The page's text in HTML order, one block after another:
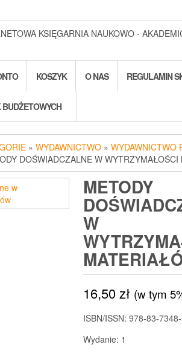
KSIĘGARNIA NAUKOWO -
KOSZYK O NAS REGULAMIN
» WYDAWNICTWO » WYDAWNICTWO
DOŚWIADCZALNE W
METODY
W
16,50zł (w tym
ISBN/ISSN: 978-83-
Wydanie: 1